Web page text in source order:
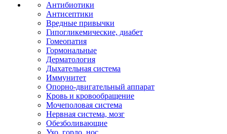
Антибиотики
Антисептики
Вредные привычки
Гипогликемические, диабет
Гомеопатия
Гормональные
Дерматология
Дыхательная система
Иммунитет
Опорно-двигательный аппарат
Кровь и кровообращение
Мочеполовая система
Нервная система, мозг
Обезболивающие
Ухо, горло, нос